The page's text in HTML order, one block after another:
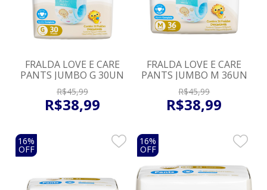
FRALDA LOVE E CARE
PANTS JUMBO G 30UN
R$45,99
R$38,99
FRALDA LOVE E CARE
PANTS JUMBO M 36UN
R$45,99
R$38,99
16%
OFF
16%
OFF